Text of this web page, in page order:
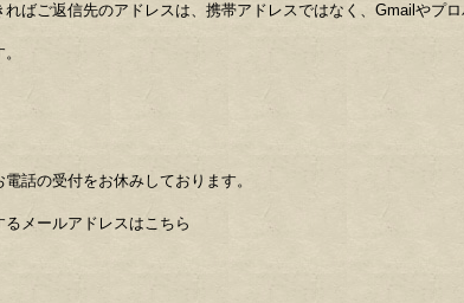
ばご返信先のアドレスは、携帯アドレスではなく、Gmailやプ
話の受付をお休みしております。
メールアドレスはこちら